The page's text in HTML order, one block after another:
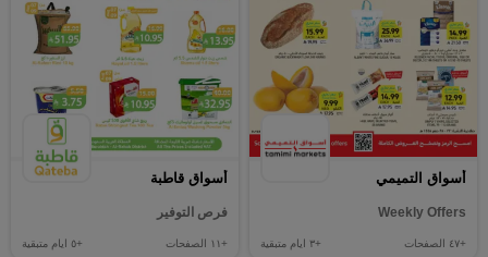
أسواق التميمي
Weekly Offers
+٤٧ الصفحات +٣ ايام متبقية
أسواق قاطبة
فرص التوفير
+١١ الصفحات +٥ ايام متبقية